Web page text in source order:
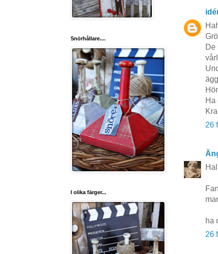
De
Ha
26
ha
26
Snörhållare....
I olika färger...